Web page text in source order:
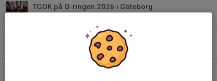
TGOK på O-ringen 2026 i Göteborg
Månadens Bana Juni
0
Tack till Vätternrundafunktionärer